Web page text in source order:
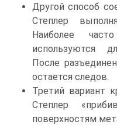
Другой способ
Степлер
Наиболее
используются
После
остается следов.
Третий вариант
Степлер
поверхностям